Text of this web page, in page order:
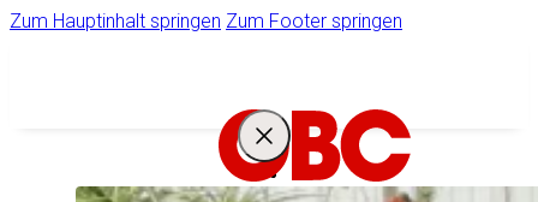
Zum Hauptinhalt springen Zum Footer springen